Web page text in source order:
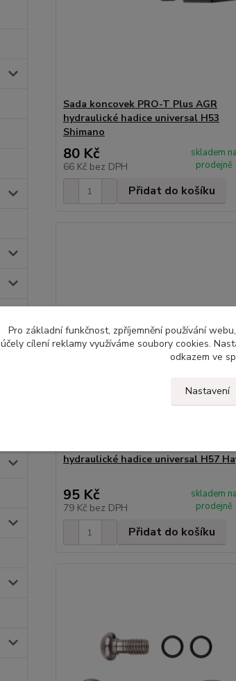
Sada koncovek PRO-T Plus AGR
hydraulické hadice universal H53
Shimano
80 Kč
66 Kč bez DPH
skladem na
prodejně
Přidat do košíku
hydraulické hadice universal H57
95 Kč
79 Kč bez DPH
skladem na
prodejně
Přidat do košíku
Pro základní funkčnost, zpříjemnění používání
účely cílení reklamy využíváme soubory cookies.
odkazem ve
Nastavení